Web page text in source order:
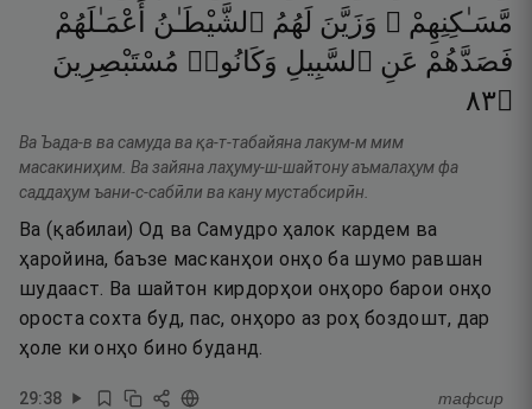
مَّسَـٰكِنِهِمْ ۖ وَزَيَّنَ لَهُمُ ٱلشَّيْطَـٰنُ
أَعْمَـٰلَهُمْ
فَصَدَّهُمْ عَنِ ٱلسَّبِيلِ وَكَانُوا۟ مُسْتَبْصِرِينَ
۝٣٨
Ва Ъада-в ва самуда ва қа-т-табайяна лакум-м мим
масакиниҳим. Ва зайяна лаҳуму-ш-шайтону аъмалаҳум фа
саддаҳум ъани-с-сабӣли ва кану мустабсирӣн.
Ва (қабилаи) Од ва Самудро ҳалок кардем ва
ҳаройина, баъзе масканҳои онҳо ба шумо равшан
шудааст. Ва шайтон кирдорҳои онҳоро барои онҳо
ороста сохта буд, пас, онҳоро аз роҳ боздошт, дар
ҳоле ки онҳо бино буданд.
29:38 тафсир